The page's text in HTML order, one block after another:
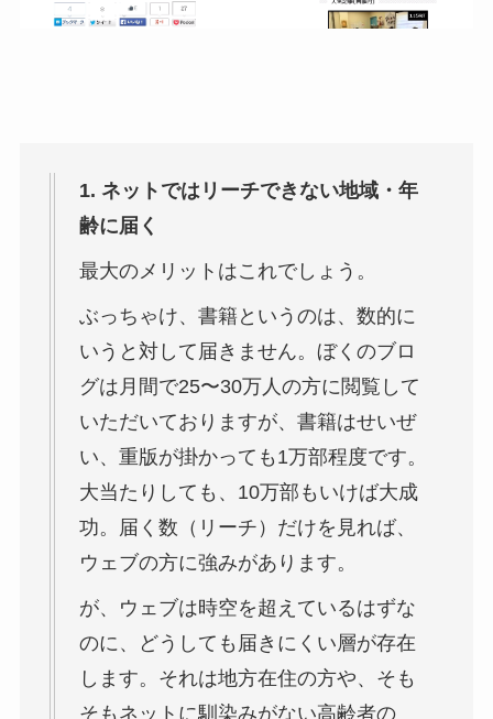
1. ネットではリーチできない地域・年
齢に届く
最大のメリットはこれでしょう。
ぶっちゃけ、書籍というのは、数的に
いうと対して届きません。ぼくのブロ
グは月間で25〜30万人の方に閲覧して
いただいておりますが、書籍はせいぜ
い、重版が掛かっても1万部程度です。
大当たりしても、10万部もいけば大成
功。届く数（リーチ）だけを見れば、
ウェブの方に強みがあります。
が、ウェブは時空を超えているはずな
のに、どうしても届きにくい層が存在
します。それは地方在住の方や、そも
そもネットに馴染みがない高齢者の